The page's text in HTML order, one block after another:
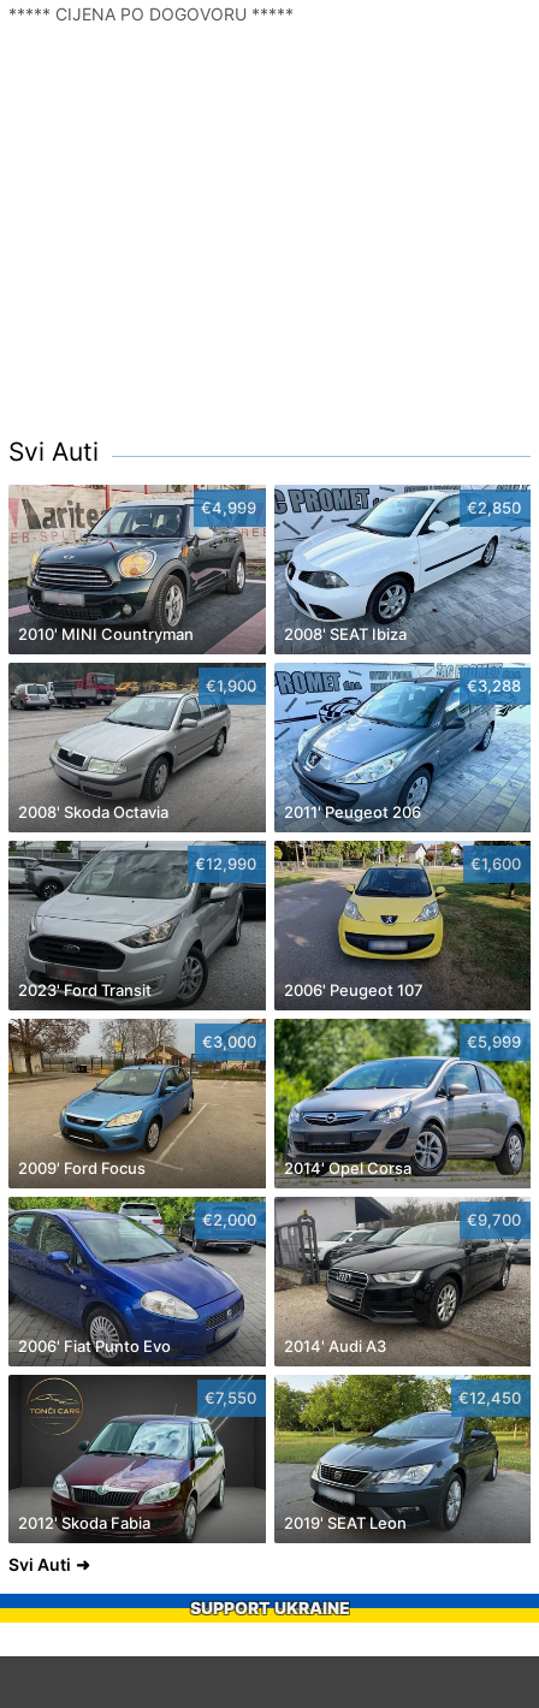
***** CIJENA PO DOGOVORU *****
Svi Auti
€4,999
2010' MINI Countryman
€2,850
2008' SEAT Ibiza
€1,900
2008' Skoda Octavia
€3,288
2011' Peugeot 206
€12,990
2023' Ford Transit
€1,600
2006' Peugeot 107
€3,000
2009' Ford Focus
€5,999
2014' Opel Corsa
€2,000
2006' Fiat Punto Evo
€9,700
2014' Audi A3
€7,550
2012' Skoda Fabia
€12,450
2019' SEAT Leon
Svi Auti
SUPPORT UKRAINE